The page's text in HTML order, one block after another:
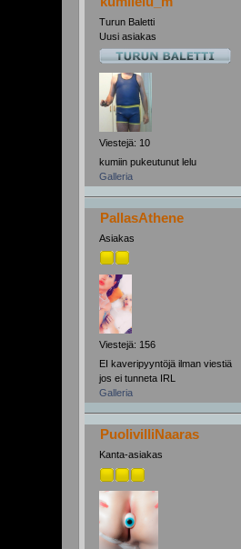
Turun Baletti
Uusi asiakas
Viestejä: 10
kumiin pukeutunut lelu
Galleria
PallasAthene
Asiakas
Viestejä: 156
EI kaveripyyntöjä ilman viestiä
jos ei tunneta IRL
Galleria
PuolivilliNaaras
Kanta-asiakas